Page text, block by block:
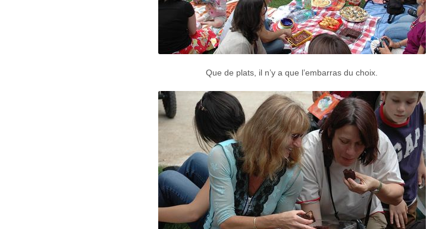
Que de plats, il n’y a que l’embarras du choix.